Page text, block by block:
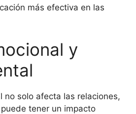
más efectiva en las
y
no solo afecta las relaciones,
tener un impacto